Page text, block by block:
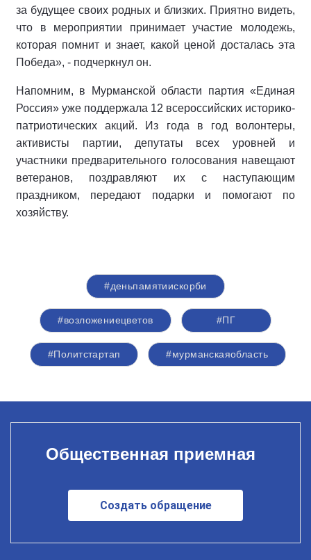
за будущее своих родных и близких. Приятно видеть,
что в мероприятии принимает участие молодежь,
которая помнит и знает, какой ценой досталась эта
Победа», - подчеркнул он.
Напомним, в Мурманской области партия «Единая
Россия» уже поддержала 12 всероссийских историко-
патриотических акций. Из года в год волонтеры,
активисты партии, депутаты всех уровней и
участники предварительного голосования навещают
ветеранов, поздравляют их с наступающим
праздником, передают подарки и помогают по
хозяйству.
#деньпамятиискорби
#возложениецветов #ПГ
#Политстартап #мурманскаяобласть
Общественная приемная
Создать обращение